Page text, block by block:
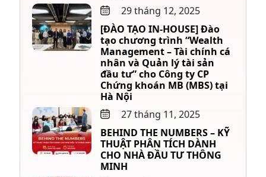
29 tháng 12, 2025
[ĐÀO TẠO IN-HOUSE] Đào
tạo chương trình “Wealth
Management – Tài chính cá
nhân và Quản lý tài sản
đầu tư” cho Công ty CP
Chứng khoán MB (MBS) tại
Hà Nội
27 tháng 11, 2025
BEHIND THE NUMBERS – KỸ
THUẬT PHÂN TÍCH DÀNH
CHO NHÀ ĐẦU TƯ THÔNG
MINH